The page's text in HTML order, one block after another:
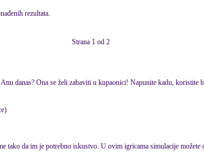
rezultata.
Strana 1 od 2
danas? Ona se želi zabaviti u kupaonici! Napunite kadu, koristite
tako da im je potrebno iskustvo. U ovim igricama simulacije možete